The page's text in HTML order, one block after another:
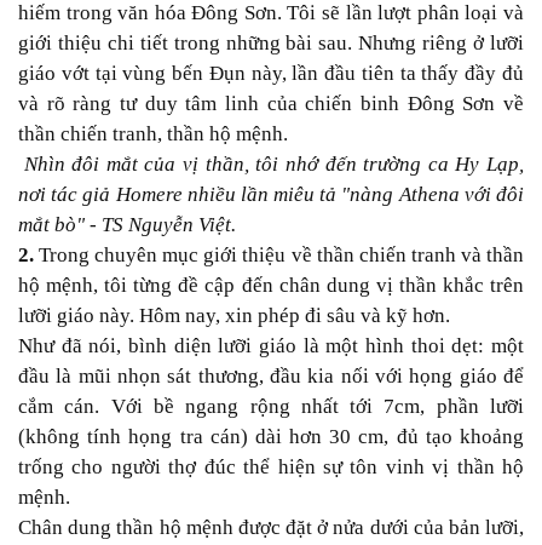
hiếm trong văn hóa Đông Sơn. Tôi sẽ lần lượt phân loại và
giới thiệu chi tiết trong những bài sau. Nhưng riêng ở lưỡi
giáo vớt tại vùng bến Đụn này, lần đầu tiên ta thấy đầy đủ
và rõ ràng tư duy tâm linh của chiến binh Đông Sơn về
thần chiến tranh, thần hộ mệnh.
Nhìn đôi mắt của vị thần, tôi nhớ đến trường ca Hy Lạp,
nơi tác giả Homere nhiều lần miêu tả "nàng Athena với đôi
mắt bò" - TS Nguyễn Việt.
2. Trong chuyên mục giới thiệu về thần chiến tranh và thần
hộ mệnh, tôi từng đề cập đến chân dung vị thần khắc trên
lưỡi giáo này. Hôm nay, xin phép đi sâu và kỹ hơn.
Như đã nói, bình diện lưỡi giáo là một hình thoi dẹt: một
đầu là mũi nhọn sát thương, đầu kia nối với họng giáo để
cắm cán. Với bề ngang rộng nhất tới 7cm, phần lưỡi
(không tính họng tra cán) dài hơn 30 cm, đủ tạo khoảng
trống cho người thợ đúc thể hiện sự tôn vinh vị thần hộ
mệnh.
Chân dung thần hộ mệnh được đặt ở nửa dưới của bản lưỡi,